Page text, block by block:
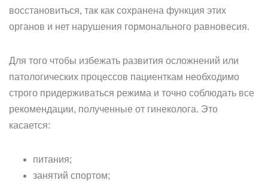
восстановиться, так как сохранена функция этих
органов и нет нарушения гормонального равновесия.
Для того чтобы избежать развития осложнений или
патологических процессов пациенткам необходимо
строго придерживаться режима и точно соблюдать все
рекомендации, полученные от гинеколога. Это
касается:
питания;
занятий спортом;